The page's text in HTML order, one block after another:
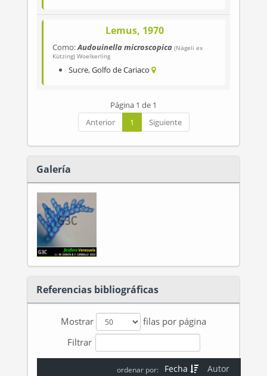
Lemus, 1970
Como:Audouinella microscopica (Nägeli ex
Kützing) Woelkerling
Sucre,Golfo de Cariaco
Página 1 de 1
Anterior
1 Siguiente
Galería
Referencias bibliográficas
Mostrar
filas por página
Filtrar
Autor
Fecha
ordenar por: